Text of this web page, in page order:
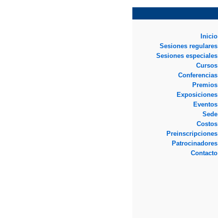
Inicio
Sesiones regulares
Sesiones especiales
Cursos
Conferencias
Premios
Exposiciones
Eventos
Sede
Costos
Preinscripciones
Patrocinadores
Contacto